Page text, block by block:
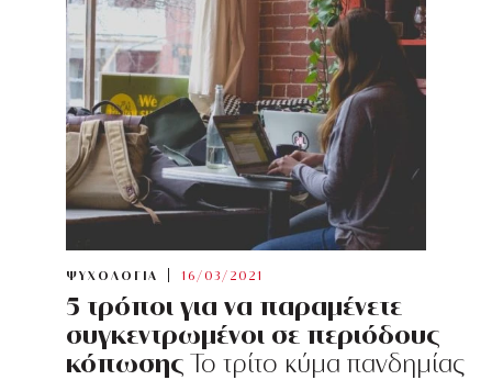
ΨΥΧΟΛΟΓΙΑ 16/03/2021
5 τρόποι για να παραμένετε
συγκεντρωμένοι σε περιόδους
κόπωσης Το τρίτο κύμα πανδημίας